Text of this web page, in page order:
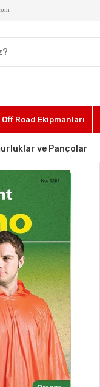
Off Road Ekipmanları
ve Pançolar